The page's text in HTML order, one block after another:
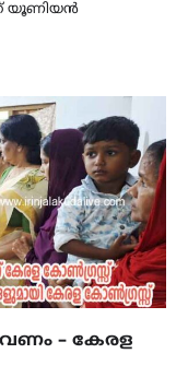
യൂണിയൻ
– കേരള